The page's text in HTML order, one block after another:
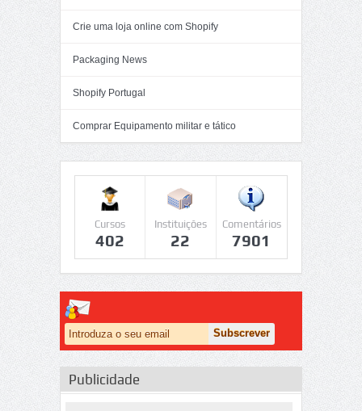
Crie uma loja online com Shopify
Packaging News
Shopify Portugal
Comprar Equipamento militar e tático
Cursos
402
Instituições
22
Comentários
7901
Publicidade